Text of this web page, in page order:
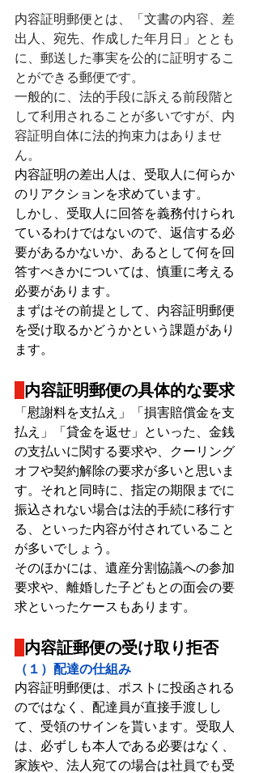
内容証明郵便とは、「文書の内容、差
出人、宛先、作成した年月日」ととも
に、郵送した事実を公的に証明するこ
とができる郵便です。
一般的に、法的手段に訴える前段階と
して利用されることが多いですが、内
容証明自体に法的拘束力はありませ
ん。
内容証明の差出人は、受取人に何らか
のリアクションを求めています。
しかし、受取人に回答を義務付けられ
ているわけではないので、返信する必
要があるかないか、あるとして何を回
答すべきかについては、慎重に考える
必要があります。
まずはその前提として、内容証明郵便
を受け取るかどうかという課題があり
ます。
内容証明郵便の具体的な要求
「慰謝料を支払え」「損害賠償金を支
払え」「貸金を返せ」といった、金銭
の支払いに関する要求や、クーリング
オフや契約解除の要求が多いと思いま
す。それと同時に、指定の期限までに
振込されない場合は法的手続に移行す
る、といった内容が付されていること
が多いでしょう。
そのほかには、遺産分割協議への参加
要求や、離婚した子どもとの面会の要
求といったケースもあります。
内容証郵便の受け取り拒否
（１）配達の仕組み
内容証明郵便は、ポストに投函される
のではなく、配達員が直接手渡しし
て、受領のサインを貰います。受取人
は、必ずしも本人である必要はなく、
家族や、法人宛ての場合は社員でも受